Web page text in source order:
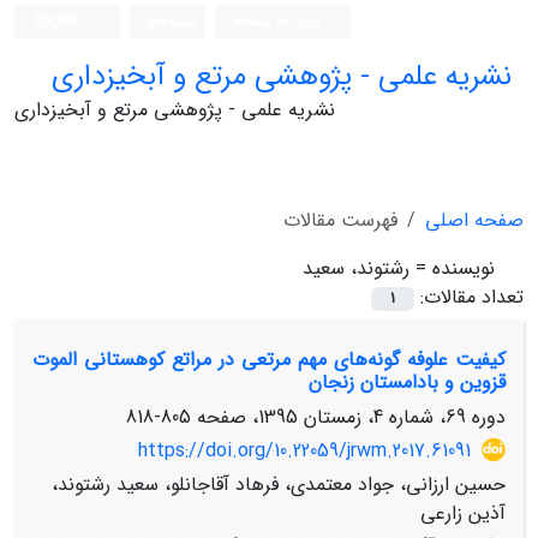
نشریه علمی - پژوهشی مرتع و آبخیزداری
نشریه علمی - پژوهشی مرتع و آبخیزداری
صفحه اصلی
فهرست مقالات
نویسنده = رشتوند، سعید
تعداد مقالات:
1
کیفیت علوفه گونه‌های مهم مرتعی در مراتع کوهستانی الموت
قزوین و بادامستان زنجان
دوره 69، شماره 4، زمستان 1395، صفحه
805-818
https://doi.org/10.22059/jrwm.2017.61091
حسین ارزانی، جواد معتمدی، فرهاد آقاجانلو، سعید رشتوند،
آذین زارعی